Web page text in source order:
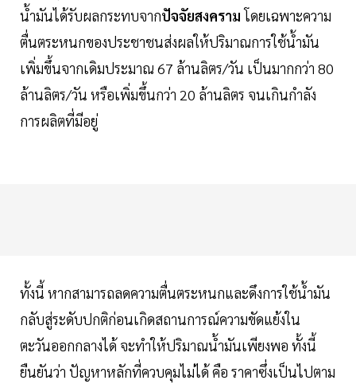
น้ำมันได้รับผลกระทบจากปัจจัยสงครามโดยเฉพาะความ
ตื่นตระหนกของประชาชนส่งผลให้ปริมาณการใช้น้ำมัน
เพิ่มขึ้นจากเดิมประมาณ 67 ล้านลิตร/วัน เป็นมากกว่า 80
ล้านลิตร/วัน หรือเพิ่มขึ้นกว่า 20 ล้านลิตร จนเกินกำลัง
การผลิตที่มีอยู่
ทั้งนี้ หากสามารถลดความตื่นตระหนกและดึงการใช้น้ำมัน
กลับสู่ระดับปกติก่อนเกิดสถานการณ์ความขัดแย้งใน
ตะวันออกกลางได้ จะทำให้ปริมาณน้ำมันเพียงพอ ทั้งนี้
ยืนยันว่า ปัญหาหลักที่ควบคุมไม่ได้ คือ ราคาซึ่งเป็นไปตาม